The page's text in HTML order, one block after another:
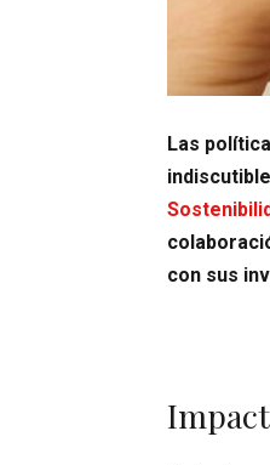
Las
con sus